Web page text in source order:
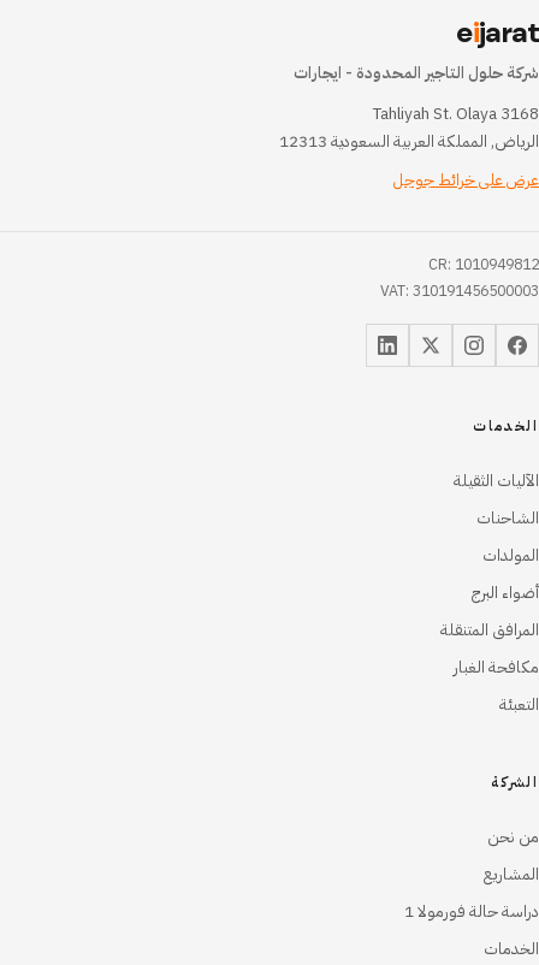
eijarat
شركة حلول التاجير المحدودة - ايجارات
3168 Tahliyah St. Olaya
الرياض, المملكة العربية السعودية 12313
عرض على خرائط جوجل
CR: 1010949812
VAT: 310191456500003
الخدمات
الآليات الثقيلة
الشاحنات
المولدات
أضواء البرج
المرافق المتنقلة
مكافحة الغبار
التعبئة
الشركة
من نحن
المشاريع
دراسة حالة فورمولا 1
الخدمات